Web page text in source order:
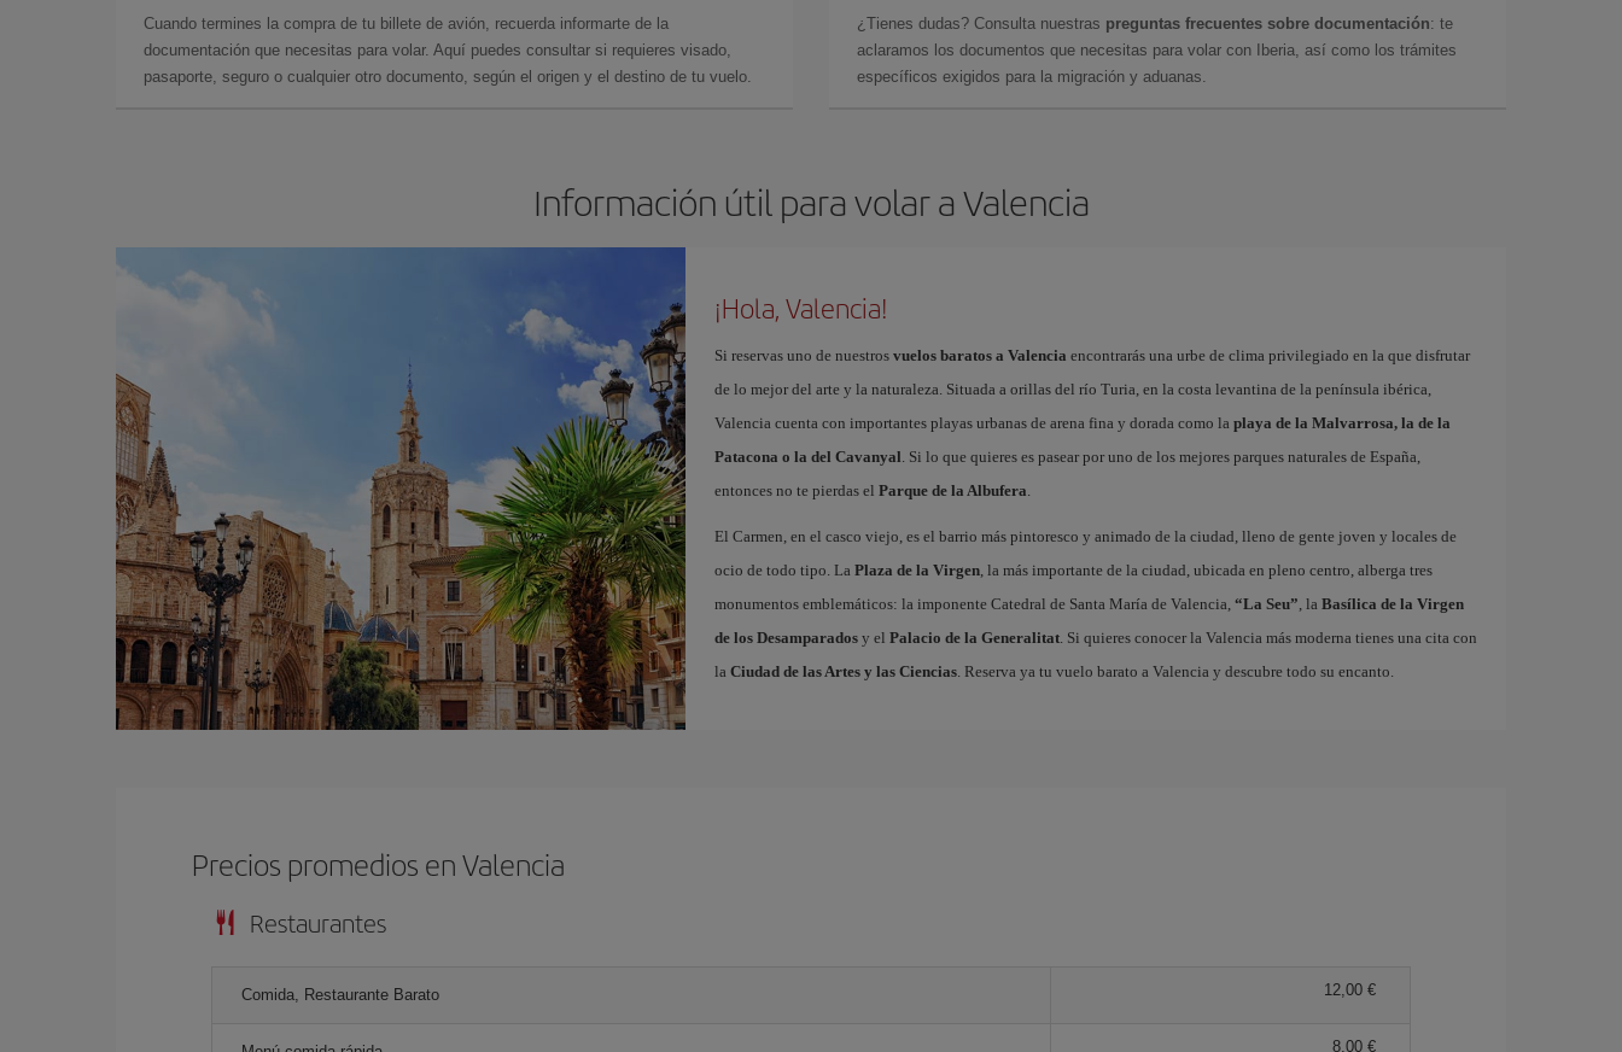
Cuando termines la compra de tu billete de avión, recuerda informarte de la
documentación que necesitas para volar. Aquí puedes consultar si requieres visado,
pasaporte, seguro o cualquier otro documento, según el origen y el destino de tu vuelo.
¿Tienes dudas? Consulta nuestras preguntas frecuentes sobre documentación: te
aclaramos los documentos que necesitas para volar con Iberia, así como los trámites
específicos exigidos para la migración y aduanas.
Información útil para volar a Valencia
¡Hola, Valencia!
Si reservas uno de nuestros vuelos baratos a Valencia encontrarás una urbe de clima privilegiado en la que disfrutar
de lo mejor del arte y la naturaleza. Situada a orillas del río Turia, en la costa levantina de la península ibérica,
Valencia cuenta con importantes playas urbanas de arena fina y dorada como la playa de la Malvarrosa, la de la
Patacona o la del Cavanyal. Si lo que quieres es pasear por uno de los mejores parques naturales de España,
entonces no te pierdas el Parque de la Albufera.
El Carmen, en el casco viejo, es el barrio más pintoresco y animado de la ciudad, lleno de gente joven y locales de
ocio de todo tipo. La Plaza de la Virgen, la más importante de la ciudad, ubicada en pleno centro, alberga tres
monumentos emblemáticos: la imponente Catedral de Santa María de Valencia, “La Seu”, la Basílica de la Virgen
de los Desamparadosy el Palacio de la Generalitat. Si quieres conocer la Valencia más moderna tienes una cita con
la Ciudad de las Artes y las Ciencias. Reserva ya tu vuelo barato a Valencia y descubre todo su encanto.
Precios promedios en Valencia
Restaurantes
Comida, Restaurante Barato 12,00 €
8,00 €